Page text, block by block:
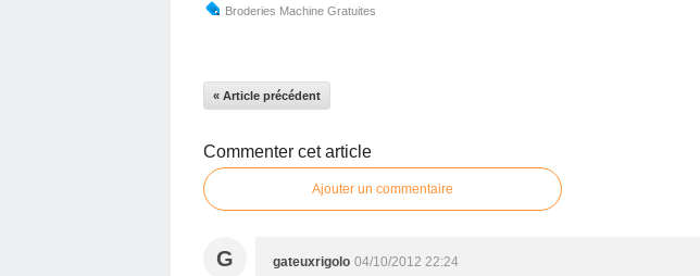
Broderies Machine Gratuites
« Article précédent
Commenter cet article
Ajouter un commentaire
G gateuxrigolo 04/10/2012 22:24